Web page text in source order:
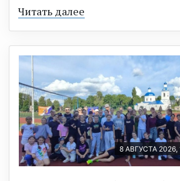
Читать далее
8 АВГУСТА 2026,